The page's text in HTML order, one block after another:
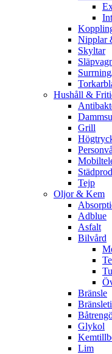
Nipplar
Skyltar
Hushåll &
Grill
Tejp
Oljor & Kem
Adblue
Asfalt
Bilvård
Bränsle
Glykol
Lim